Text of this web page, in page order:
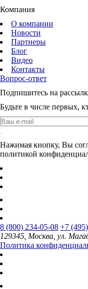
Компания
О компании
Новости
Партнеры
Блог
Видео
Контакты
Вопрос-ответ
Подпишитесь на
Будьте в числе первых,
Нажимая кнопку, Вы
политикой
8 (800) 234-05-08 +7
129345, Москва, ул.
Политика